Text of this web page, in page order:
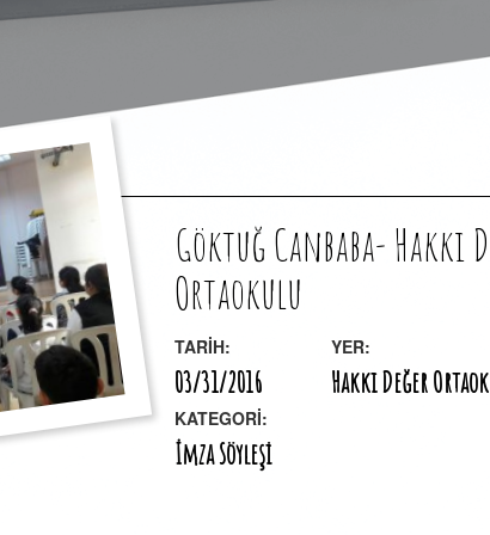
Göktuğ Canbaba- Hakkı
Ortaokulu
TARİH:
03/31/2016
YER:
Hakkı Değer
KATEGORİ:
İmza Söyleşi